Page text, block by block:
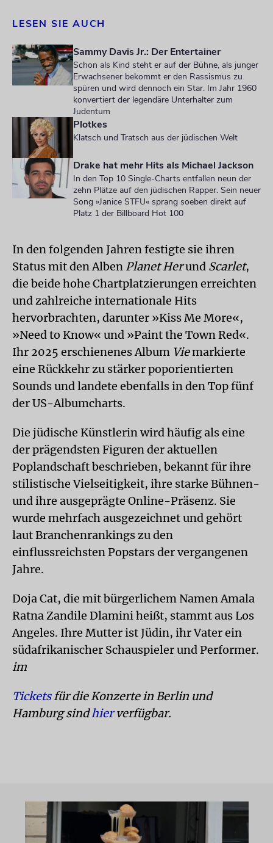
LESEN SIE AUCH
Sammy Davis Jr.: Der Entertainer
Schon als Kind steht er auf der Bühne, als junger
Erwachsener bekommt er den Rassismus zu
spüren und wird dennoch ein Star. Im Jahr 1960
konvertiert der legendäre Unterhalter zum
Judentum
Plotkes
Klatsch und Tratsch aus der jüdischen Welt
Drake hat mehr Hits als Michael Jackson
In den Top 10 Single-Charts entfallen neun der
zehn Plätze auf den jüdischen Rapper. Sein neuer
Song »Janice STFU« sprang soeben direkt auf
Platz 1 der Billboard Hot 100
In den folgenden Jahren festigte sie ihren
Status mit den Alben Planet Herund Scarlet,
die beide hohe Chartplatzierungen erreichten
und zahlreiche internationale Hits
hervorbrachten, darunter »Kiss Me More«,
»Need to Know« und »Paint the Town Red«.
Ihr 2025 erschienenes Album Viemarkierte
eine Rückkehr zu stärker poporientierten
Sounds und landete ebenfalls in den Top fünf
der US-Albumcharts.
Die jüdische Künstlerin wird häufig als eine
der prägendsten Figuren der aktuellen
Poplandschaft beschrieben, bekannt für ihre
stilistische Vielseitigkeit, ihre starke Bühnen-
und ihre ausgeprägte Online-Präsenz. Sie
wurde mehrfach ausgezeichnet und gehört
laut Branchenrankings zu den
einflussreichsten Popstars der vergangenen
Jahre.
Doja Cat, die mit bürgerlichem Namen Amala
Ratna Zandile Dlamini heißt, stammt aus Los
Angeles. Ihre Mutter ist Jüdin, ihr Vater ein
südafrikanischer Schauspieler und Performer.
im
Ticketsfür die Konzerte in Berlin und
Hamburg sindhierverfügbar.